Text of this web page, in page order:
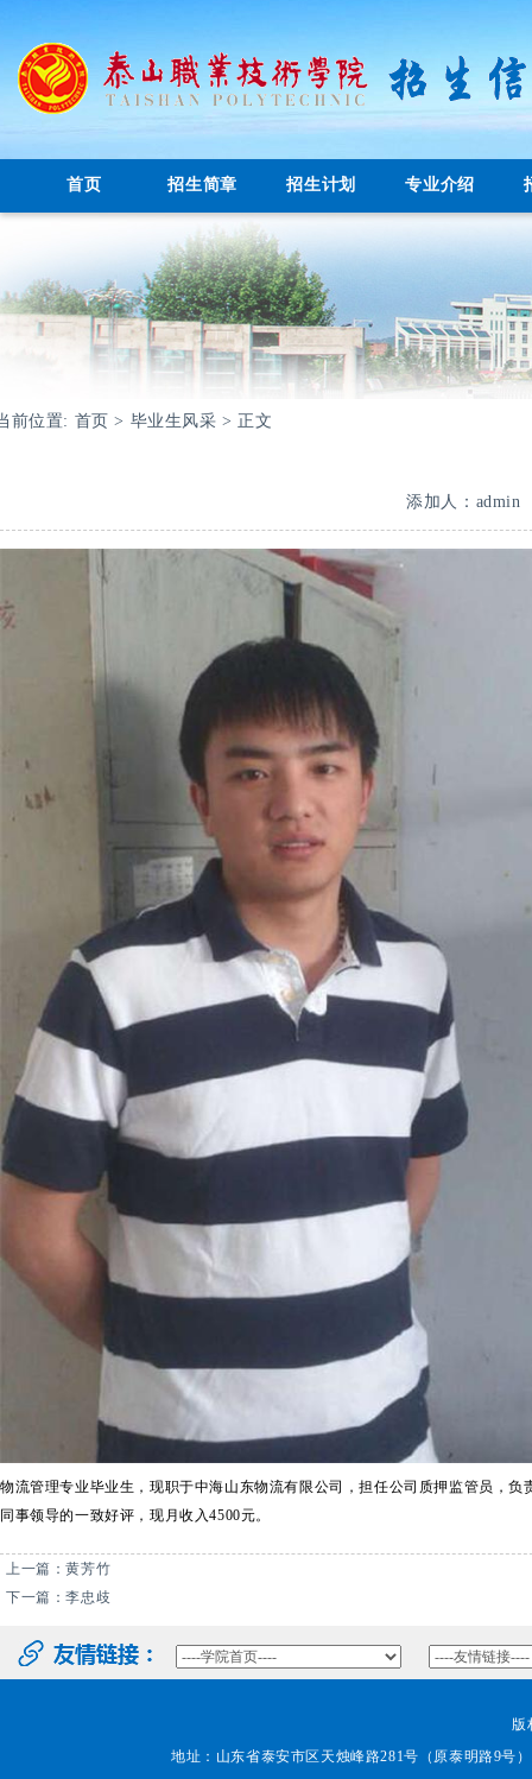
首页 招生简章 招生计划 专业介绍
前位置: 首页 > 毕业生风采 > 正文
添加人：admin
物流管理专业毕业生，现职于中海山东物流有限公司，担任公司质押监管员，
同事领导的一致好评，现月收入4500元。
上一篇：黄芳竹
下一篇：李忠歧
版
地址：山东省泰安市区天烛峰路281号（原泰明路9号